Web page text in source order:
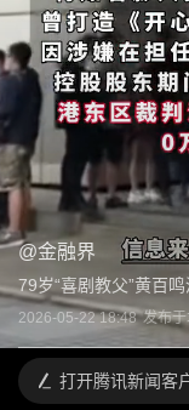
@金融界
79岁“喜剧教父”黄百
2026-05-22 18:48 发布于
打开腾讯新闻客